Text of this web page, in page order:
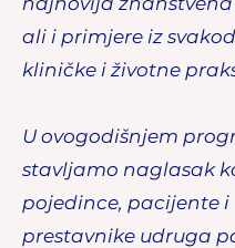
ali i primjere iz
kliničke i životne
U ovogodišnjem
stavljamo naglasak
pojedince, pacijente i
prestavnike udruga